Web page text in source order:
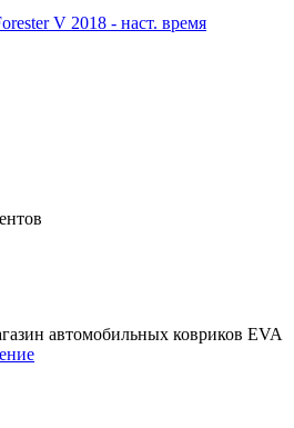
V 2018 - наст. время
автомобильных ковриков EVA